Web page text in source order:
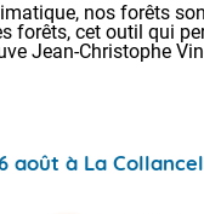
nos forêts
forêts, cet outil qui
Jean-Christophe
août à La